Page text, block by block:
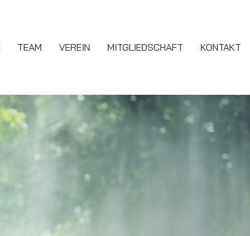
TEAM VEREIN MITGLIEDSCHAFT KONTAKT